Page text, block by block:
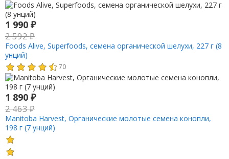
1 990 ₽
2 592₽
Foods Alive, Superfoods, семена органической шелухи, 227 г (8
унций)
70
1 890 ₽
2 463₽
Manitoba Harvest, Органические молотые семена конопли,
198 г (7 унций)